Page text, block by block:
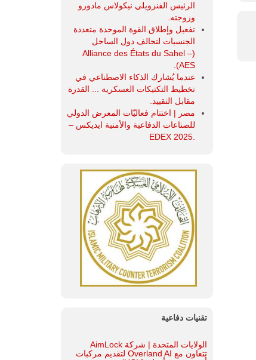
الرئيس الفنزويلي نيكولاس مادورو
وزوجته.
تفعيل وإطلاق القوة الموحدة متعددة
الجنسيات لتحالف دول الساحل
(Alliance des États du Sahel –
AES).
عندما يُشارك الذكاء الاصطناعي في
تخطيط التكتيكات العسكرية ... القدرة
مقابل التقييد.
مصر | اختتام فعاليّات المعرض الدولي
للصناعات الدفاعية والأمنية ايديكس ‒
تقنيات دفاعية
الولايات المتحدة | شركة AimLock
تتعاون مع Overland AI لتقديم مركبات